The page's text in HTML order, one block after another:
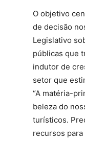
O objetivo
de decisão
Legislativo
públicas que
indutor de
setor que
“A matéria-
beleza do
turísticos.
recursos